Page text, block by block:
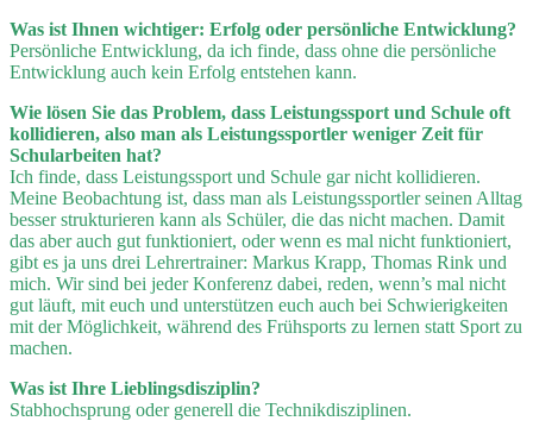
Was ist Ihnen wichtiger: Erfolg oder persönliche Entwicklung?
Persönliche Entwicklung, da ich finde, dass ohne die persönliche
Entwicklung auch kein Erfolg entstehen kann.
Wie lösen Sie das Problem, dass Leistungssport und Schule oft
kollidieren, also man als Leistungssportler weniger Zeit für
Schularbeiten hat?
Ich finde, dass Leistungssport und Schule gar nicht kollidieren.
Meine Beobachtung ist, dass man als Leistungssportler seinen Alltag
besser strukturieren kann als Schüler, die das nicht machen. Damit
das aber auch gut funktioniert, oder wenn es mal nicht funktioniert,
gibt es ja uns drei Lehrertrainer: Markus Krapp, Thomas Rink und
mich. Wir sind bei jeder Konferenz dabei, reden, wenn’s mal nicht
gut läuft, mit euch und unterstützen euch auch bei Schwierigkeiten
mit der Möglichkeit, während des Frühsports zu lernen statt Sport zu
machen.
Was ist Ihre Lieblingsdisziplin?
Stabhochsprung oder generell die Technikdisziplinen.